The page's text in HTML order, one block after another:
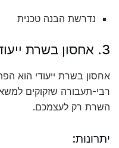
נדרשת הבנה טכנית
3. אחסון בשרת ייעודי
אחסון בשרת ייעודי הוא
רבי-תעבורה שזקוקים
השרת רק לעצמכם.
יתרונות: